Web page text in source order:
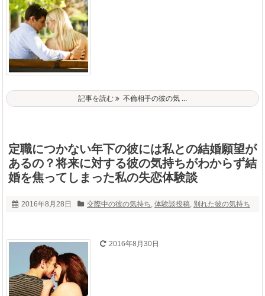
記事を読む 不倫相手の彼の気 ...
定職につかない年下の彼には私との結婚願望が
あるの？将来に対する彼の気持ちがわからず結
婚を焦ってしまった私の失恋体験談
2016年8月28日 交際中の彼の気持ち, 体験談投稿, 別れた彼の気持ち
2016年8月30日